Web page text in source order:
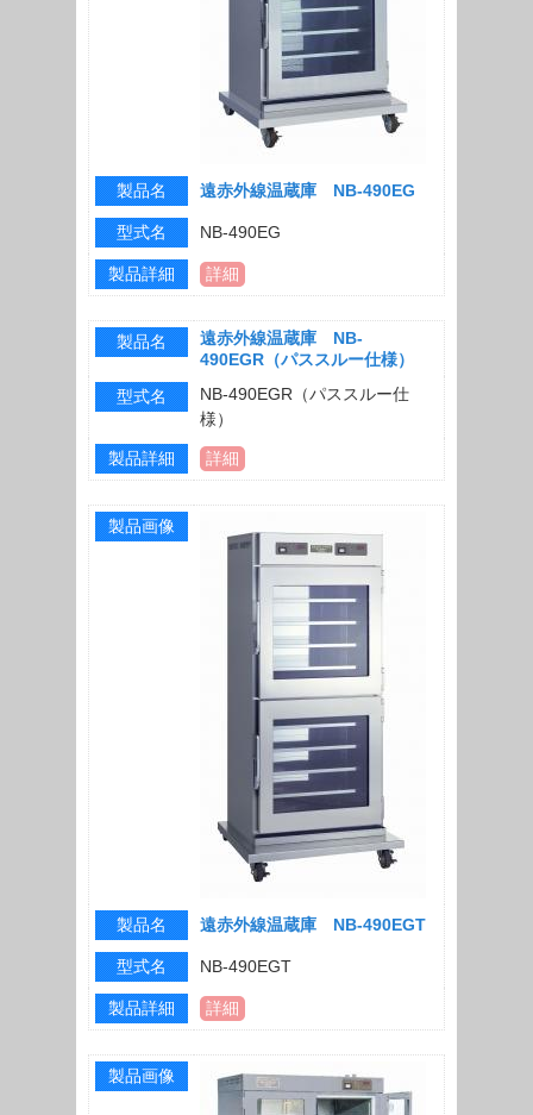
製品名 遠赤外線温蔵庫 NB-490EG
型式名 NB-490EG
製品詳細 詳細
製品名
遠赤外線温蔵庫 NB-
490EGR（パススルー仕様）
型式名
NB-490EGR（パススルー仕
様）
製品詳細 詳細
製品画像
製品名 遠赤外線温蔵庫 NB-490EGT
型式名 NB-490EGT
製品詳細 詳細
製品画像